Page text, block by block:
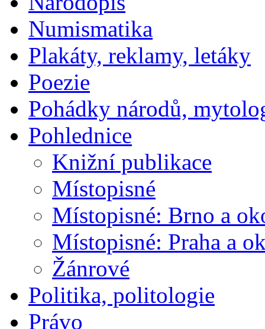
Numismatika
Plakáty, reklamy, letáky
Poezie
Pohádky národů,
Pohlednice
Knižní publikace
Místopisné
Místopisné: Brno a
Místopisné: Praha a
Žánrové
Politika, politologie
Právo